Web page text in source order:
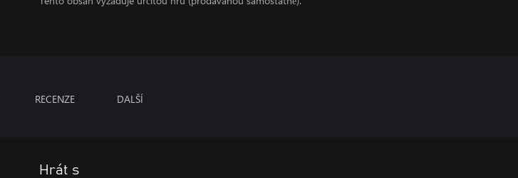
RECENZE DALŠÍ
Hrát s